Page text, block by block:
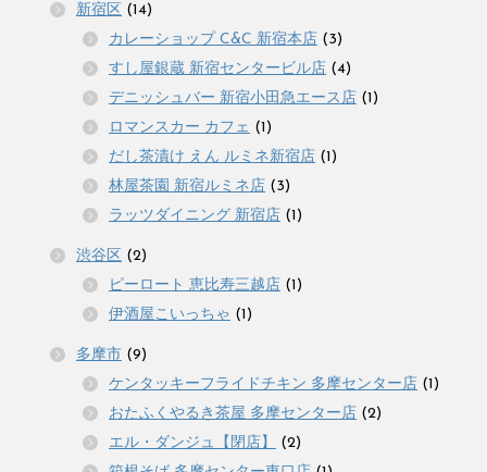
新宿区 (14)
カレーショップ C&C 新宿本店 (3)
すし屋銀蔵 新宿センタービル店 (4)
デニッシュバー 新宿小田急エース店 (1)
ロマンスカー カフェ (1)
だし茶漬け えん ルミネ新宿店 (1)
林屋茶園 新宿ルミネ店 (3)
ラッツダイニング 新宿店 (1)
渋谷区 (2)
ピーロート 恵比寿三越店 (1)
伊酒屋こいっちゃ (1)
多摩市 (9)
ケンタッキーフライドチキン 多摩センター店 (1)
おたふくやるき茶屋 多摩センター店 (2)
エル・ダンジュ【閉店】
(2)